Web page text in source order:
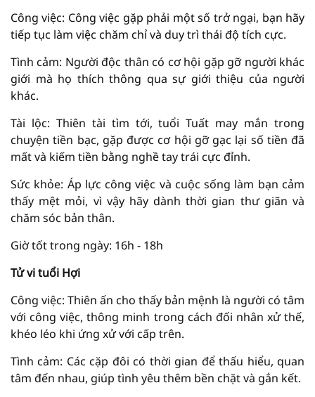
Công việc: Công việc gặp phải một số trở ngại, bạn hãy
tiếp tục làm việc chăm chỉ và duy trì thái độ tích cực.
Tình cảm: Người độc thân có cơ hội gặp gỡ người khác
giới mà họ thích thông qua sự giới thiệu của người
khác.
Tài lộc: Thiên tài tìm tới, tuổi Tuất may mắn trong
chuyện tiền bạc, gặp được cơ hội gỡ gạc lại số tiền đã
mất và kiếm tiền bằng nghề tay trái cực đỉnh.
Sức khỏe: Áp lực công việc và cuộc sống làm bạn cảm
thấy mệt mỏi, vì vậy hãy dành thời gian thư giãn và
chăm sóc bản thân.
Giờ tốt trong ngày: 16h - 18h
Tử vi tuổi Hợi
Công việc: Thiên ấn cho thấy bản mệnh là người có tâm
với công việc, thông minh trong cách đối nhân xử thế,
khéo léo khi ứng xử với cấp trên.
Tình cảm: Các cặp đôi có thời gian để thấu hiểu, quan
tâm đến nhau, giúp tình yêu thêm bền chặt và gắn kết.